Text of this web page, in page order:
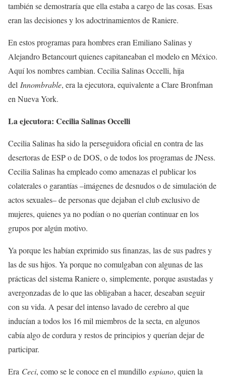
también se demostraría que ella estaba a cargo de las cosas. Esas
eran las decisiones y los adoctrinamientos de Raniere.
En estos programas para hombres eran Emiliano Salinas y
Alejandro Betancourt quienes capitaneaban el modelo en México.
Aquí los nombres cambian. Cecilia Salinas Occelli, hija
del Innombrable, era la ejecutora, equivalente a Clare Bronfman
en Nueva York.
La ejecutora: Cecilia Salinas Occelli
Cecilia Salinas ha sido la perseguidora oficial en contra de las
desertoras de ESP o de DOS, o de todos los programas de JNess.
Cecilia Salinas ha empleado como amenazas el publicar los
colaterales o garantías –imágenes de desnudos o de simulación de
actos sexuales– de personas que dejaban el club exclusivo de
mujeres, quienes ya no podían o no querían continuar en los
grupos por algún motivo.
Ya porque les habían exprimido sus finanzas, las de sus padres y
las de sus hijos. Ya porque no comulgaban con algunas de las
prácticas del sistema Raniere o, simplemente, porque asustadas y
avergonzadas de lo que las obligaban a hacer, deseaban seguir
con su vida. A pesar del intenso lavado de cerebro al que
inducían a todos los 16 mil miembros de la secta, en algunos
cabía algo de cordura y restos de principios y querían dejar de
participar.
Era Ceci, como se le conoce en el mundillo espiano, quien la